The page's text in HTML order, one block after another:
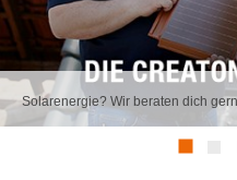
Solarenergie? Wir beraten dich